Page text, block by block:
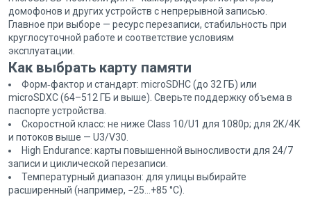
домофонов и других устройств с непрерывной записью.
Главное при выборе — ресурс перезаписи, стабильность при
круглосуточной работе и соответствие условиям
эксплуатации.
Как выбрать карту памяти
Форм‑фактор и стандарт: microSDHC (до 32 ГБ) или
microSDXC (64–512 ГБ и выше). Сверьте поддержку объема в
паспорте устройства.
Скоростной класс: не ниже Class 10/U1 для 1080p; для 2К/4К
и потоков выше — U3/V30.
High Endurance: карты повышенной выносливости для 24/7
записи и циклической перезаписи.
Температурный диапазон: для улицы выбирайте
расширенный (например, −25…+85 °C).